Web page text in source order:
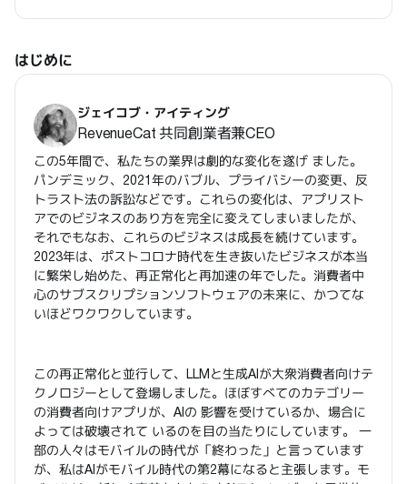
はじめに
ジェイコブ・アイティング
RevenueCat 共同創業者兼CEO
この5年間で、私たちの業界は劇的な変化を遂げ ました。
パンデミック、2021年のバブル、プライバシーの変更、反
トラスト法の訴訟などです。これらの変化は、アプリスト
アでのビジネスのあり方を完全に変えてしまいましたが、
それでもなお、これらのビジネスは成長を続けています。
2023年は、ポストコロナ時代を生き抜いたビジネスが本当
に繁栄し始めた、再正常化と再加速の年でした。消費者中
心のサブスクリプションソフトウェアの未来に、かつてな
いほどワクワクしています。
この再正常化と並行して、LLMと生成AIが大衆消費者向けテ
クノロジーとして登場しました。ほぼすべてのカテゴリー
の消費者向けアプリが、AIの 影響を受けているか、場合に
よっては破壊されて いるのを目の当たりにしています。 一
部の人々はモバイルの時代が「終わった」と言っています
が、私はAIがモバイル時代の第2幕になると主張します。モ